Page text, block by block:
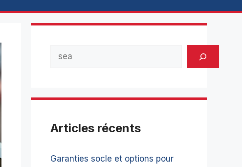
Articles récents
Garanties socle et options pour